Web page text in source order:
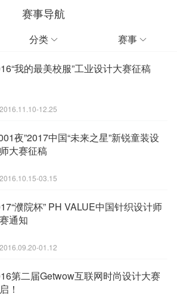
赛事导航
分类  赛事 
我的最美校服”工业设计大赛征稿
2016.11.10-12.25
夜”2017中国“未来之星”新锐童装设
大赛征稿
2016.10.15-03.15
濮院杯” PH VALUE中国针织设计师
通知
2016.09.20-01.12
第二届Getwow互联网时尚设计大赛
！